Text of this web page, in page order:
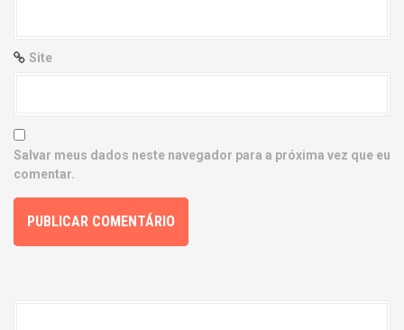
Site
Salvar meus dados neste navegador para a próxima vez que eu
comentar.